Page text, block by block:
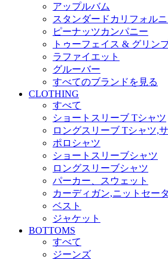
アップルバム
スタンダードカリフォル
ピーナッツカンパニー
トゥーフェイス & グリン
ラファイエット
グルーバー
すべてのブランドを見る
CLOTHING
すべて
ショートスリーブ Tシャツ
ロングスリーブ Tシャツ,
ポロシャツ
ショートスリーブシャツ
ロングスリーブシャツ
パーカー、スウェット
カーディガン,ニットセー
ベスト
ジャケット
BOTTOMS
すべて
ジーンズ